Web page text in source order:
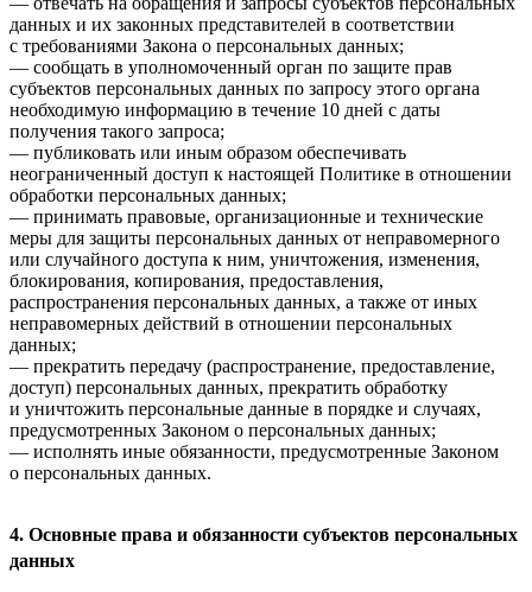
данных и их законных представителей в соответствии
с требованиями Закона о персональных данных;
— сообщать в уполномоченный орган по защите прав
субъектов персональных данных по запросу этого органа
необходимую информацию в течение 10 дней с даты
получения такого запроса;
— публиковать или иным образом обеспечивать
неограниченный доступ к настоящей Политике в отношении
обработки персональных данных;
— принимать правовые, организационные и технические
меры для защиты персональных данных от неправомерного
или случайного доступа к ним, уничтожения, изменения,
блокирования, копирования, предоставления,
распространения персональных данных, а также от иных
неправомерных действий в отношении персональных
данных;
— прекратить передачу (распространение, предоставление,
доступ) персональных данных, прекратить обработку
и уничтожить персональные данные в порядке и случаях,
предусмотренных Законом о персональных данных;
— исполнять иные обязанности, предусмотренные Законом
о персональных данных.
4. Основные права и обязанности субъектов персональных
данных